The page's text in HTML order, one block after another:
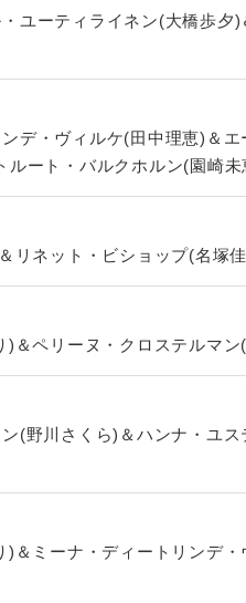
ユーティライネン(大橋歩夕)
デ・ヴィルケ(田中理恵)＆エ
ルート・バルクホルン(園崎未
リネット・ビショップ(名塚
＆ペリーヌ・クロステルマン
(野川さくら)＆ハンナ・ユス
＆ミーナ・ディートリンデ・